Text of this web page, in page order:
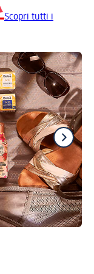
Scopri tutti i